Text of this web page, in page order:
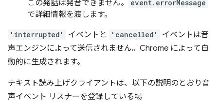
この発話は発音できません。
event.errorMessage
で詳細情報を渡します。
'interrupted' イベントと 'cancelled'
イベントは音
声エンジンによって送信されません。Chrome によって自
動的に生成されます。
テキスト読み上げクライアントは、以下の説明のとおり音
声イベント リスナーを登録している場